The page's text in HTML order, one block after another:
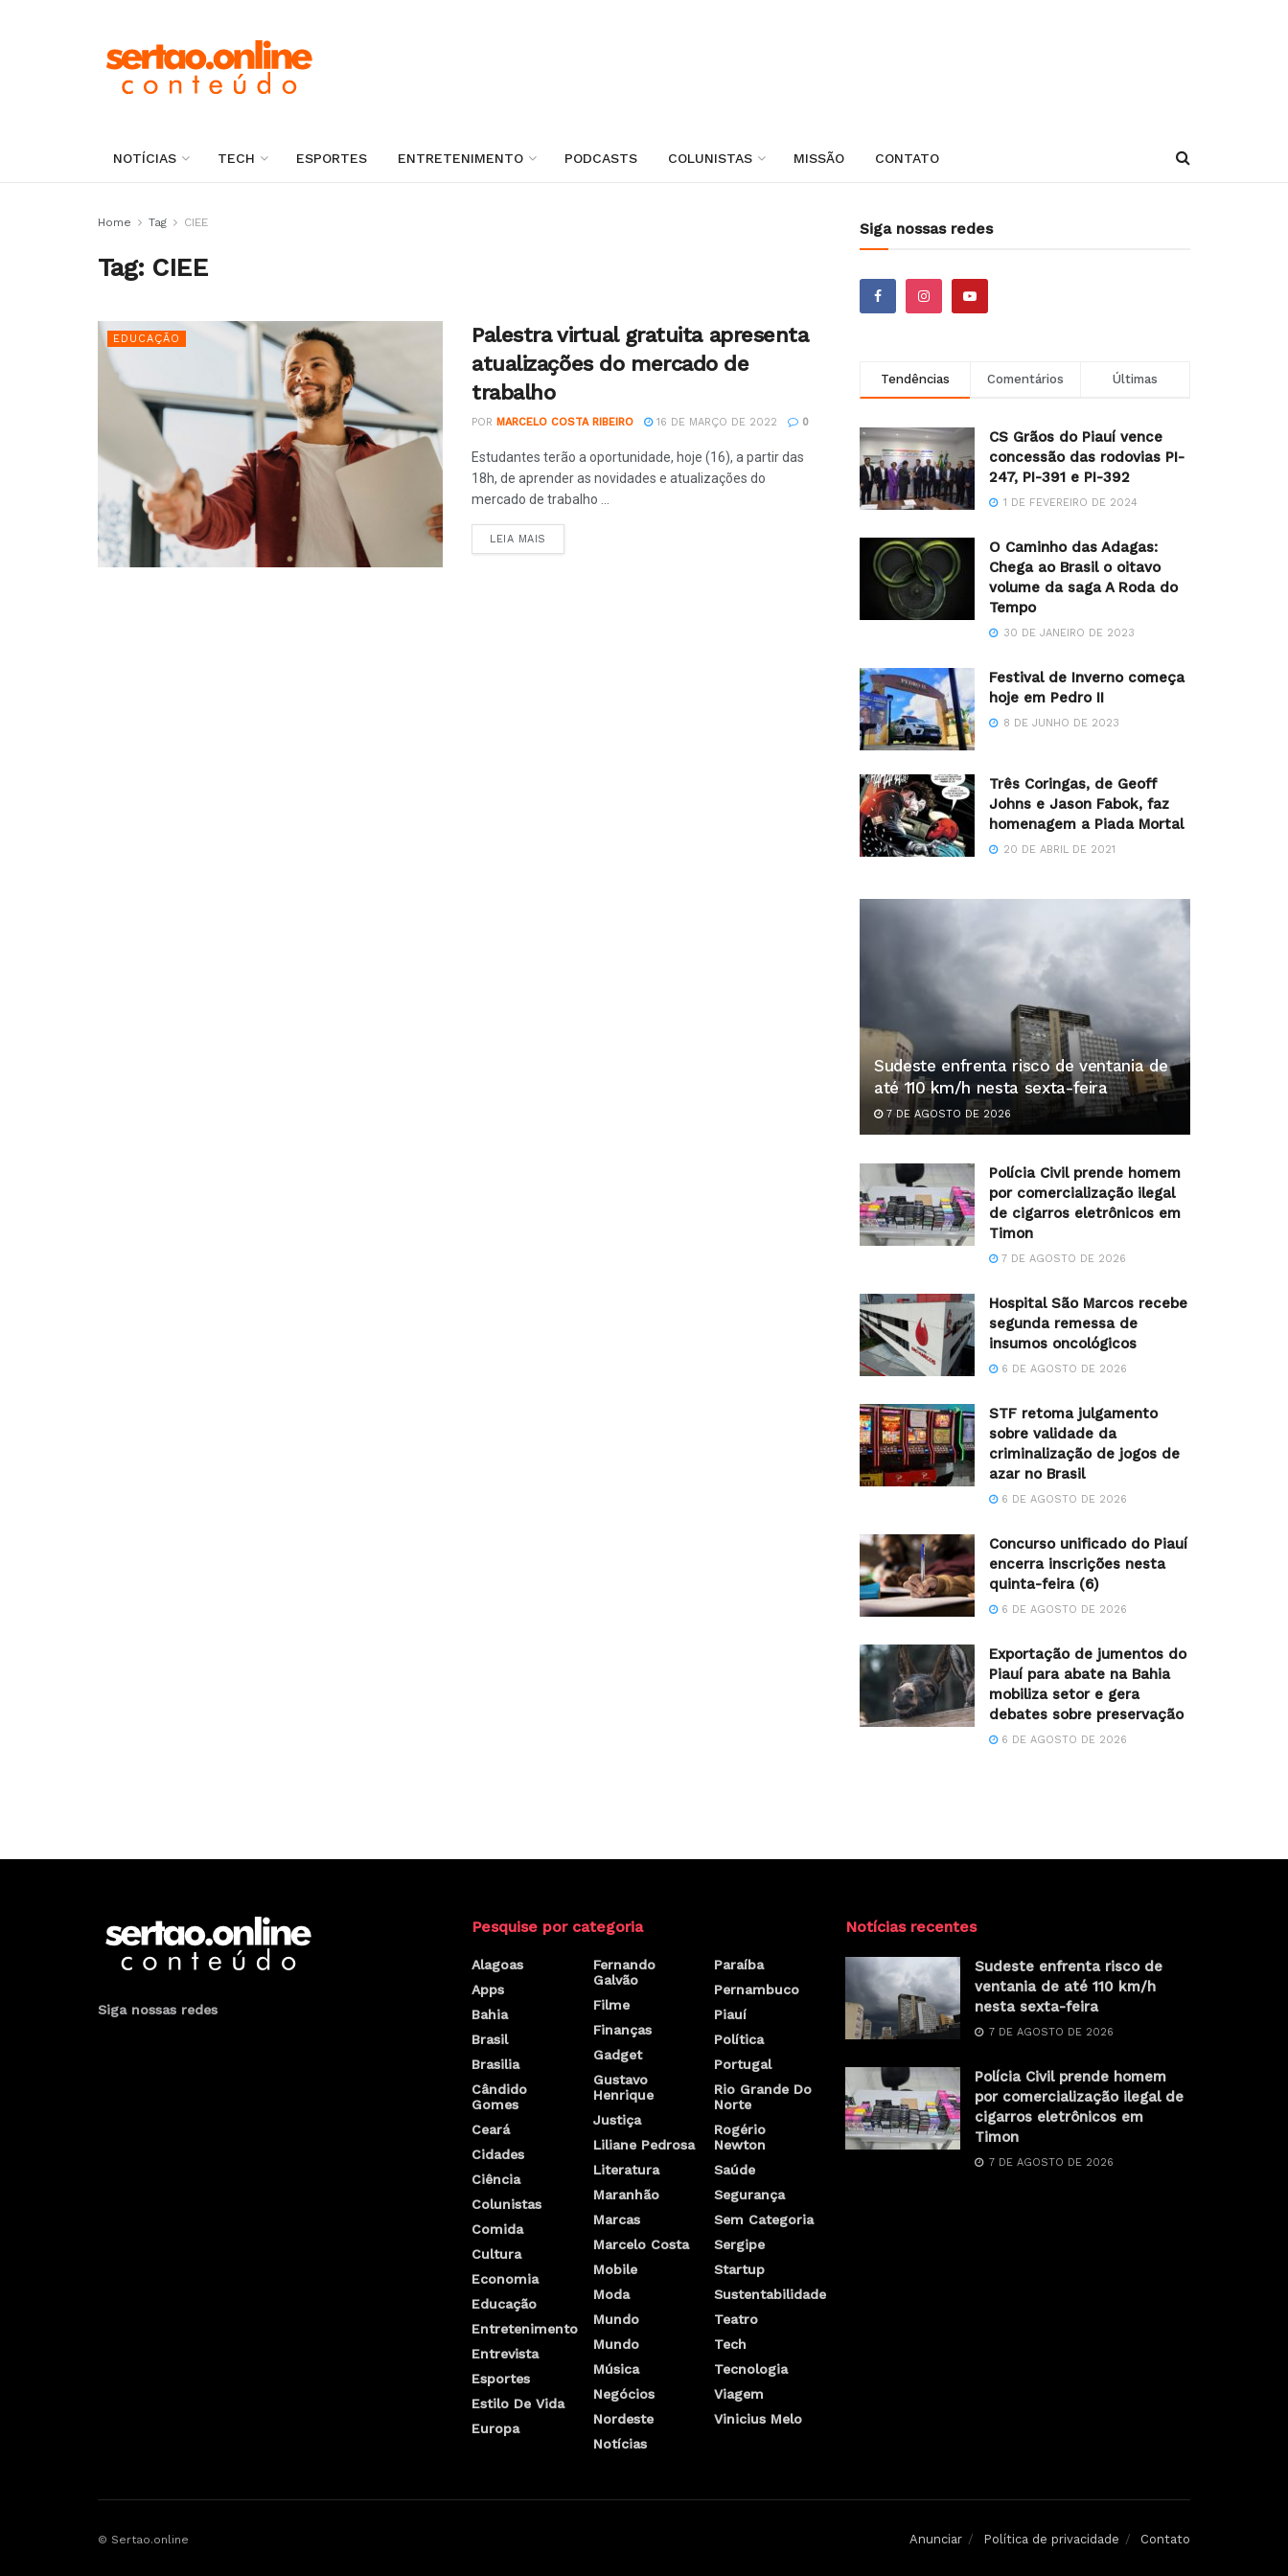
NOTÍCIAS TECH ESPORTES ENTRETENIMENTO PODCASTS COLUNISTAS MISSÃO CONTATO
Home Tag CIEE
Tag: CIEE
EDUCAÇÃO
Palestra virtual gratuita apresenta
atualizações do mercado de
trabalho
POR MARCELO COSTA RIBEIRO 16 DE MARÇO DE 2022 0
Estudantes terão a oportunidade, hoje (16), a partir das
18h, de aprender as novidades e atualizações do
mercado de trabalho ...
LEIA MAIS
Siga nossas redes
Tendências Comentários Últimas
CS Grãos do Piauí vence
concessão das rodovias PI-
247, PI-391 e PI-392
1 DE FEVEREIRO DE 2024
O Caminho das Adagas:
Chega ao Brasil o oitavo
volume da saga A Roda do
Tempo
30 DE JANEIRO DE 2023
Festival de Inverno começa
hoje em Pedro II
8 DE JUNHO DE 2023
Três Coringas, de Geoff
Johns e Jason Fabok, faz
homenagem a Piada Mortal
20 DE ABRIL DE 2021
Sudeste enfrenta risco de ventania de
até 110 km/h nesta sexta-feira
7 DE AGOSTO DE 2026
Polícia Civil prende homem
por comercialização ilegal
de cigarros eletrônicos em
Timon
7 DE AGOSTO DE 2026
Hospital São Marcos recebe
segunda remessa de
insumos oncológicos
6 DE AGOSTO DE 2026
STF retoma julgamento
sobre validade da
criminalização de jogos de
azar no Brasil
6 DE AGOSTO DE 2026
Concurso unificado do Piauí
encerra inscrições nesta
quinta-feira (6)
6 DE AGOSTO DE 2026
Exportação de jumentos do
Piauí para abate na Bahia
mobiliza setor e gera
debates sobre preservação
6 DE AGOSTO DE 2026
Siga nossas redes
Pesquise por categoria
Alagoas
Apps
Bahia
Brasil
Brasilia
Cândido
Gomes
Ceará
Cidades
Ciência
Colunistas
Comida
Cultura
Economia
Educação
Entretenimento
Entrevista
Esportes
Estilo De Vida
Europa
Fernando
Galvão
Filme
Finanças
Gadget
Gustavo
Henrique
Justiça
Liliane Pedrosa
Literatura
Maranhão
Marcas
Marcelo Costa
Mobile
Moda
Mundo
Mundo
Música
Negócios
Nordeste
Notícias
Paraíba
Pernambuco
Piauí
Política
Portugal
Rio Grande Do
Norte
Rogério
Newton
Saúde
Segurança
Sem Categoria
Sergipe
Startup
Sustentabilidade
Teatro
Tech
Tecnologia
Viagem
Vinicius Melo
Notícias recentes
Sudeste enfrenta risco de
ventania de até 110 km/h
nesta sexta-feira
7 DE AGOSTO DE 2026
Polícia Civil prende homem
por comercialização ilegal de
cigarros eletrônicos em
Timon
7 DE AGOSTO DE 2026
Anunciar Política de privacidade Contato
© Sertao.online